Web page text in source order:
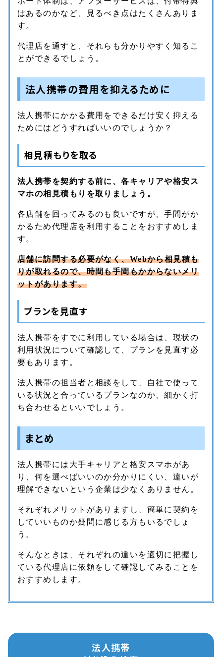
はあるのかなど、見るべき点はたくさんありま
す。
代理店を通すと、それらも分かりやすく知るこ
とができるでしょう。
法人携帯の費用を抑えるために
法人携帯にかかる費用をできるだけ安く抑える
ためにはどうすればいいのでしょうか？
相見積もりを取る
法人携帯を契約する前に、各キャリアや格安ス
マホの相見積もりを取りましょう。
各店舗を回ってみるのも良いですが、手間がか
かるため代理店を利用することをおすすめしま
す。
店舗に訪問する必要がなく、Webから相見積も
りが取れるので、時間も手間もかからないメリ
ットがあります。
プランを見直す
法人携帯をすでに利用している場合は、現状の
利用状況について確認して、プランを見直す必
要もあります。
法人携帯の担当者と相談をして、自社で使って
いる状況と合っているプランなのか、細かく打
ち合わせるといいでしょう。
まとめ
法人携帯には大手キャリアと格安スマホがあ
り、何を選べばいいのか分かりにくい、違いが
理解できないという企業は少なくありません。
それぞれメリットがありますし、簡単に契約を
していいものか疑問に感じる方もいるでしょ
う。
そんなときは、それぞれの違いを適切に把握し
ている代理店に依頼をして確認してみることを
おすすめします。
法人携帯